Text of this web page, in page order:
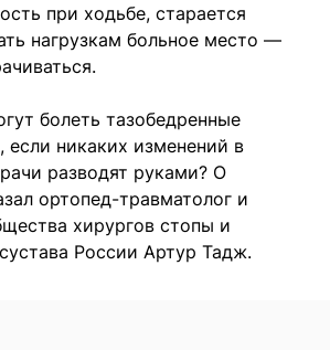
при ходьбе, старается
нагрузкам больное место —
болеть тазобедренные
если никаких изменений в
разводят руками? О
ортопед-травматолог и
хирургов стопы и
России Артур Тадж.